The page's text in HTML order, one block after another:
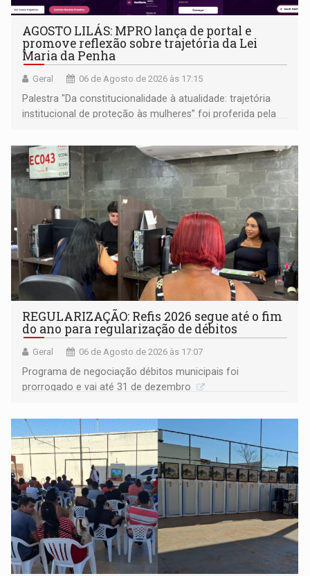
AGOSTO LILÁS: MPRO lança de portal e
promove reflexão sobre trajetória da Lei
Maria da Penha
Geral 06 de Agosto de 2026 às 17:15
Palestra "Da constitucionalidade à atualidade: trajetória
institucional de proteção às mulheres” foi proferida pela
Goiás
REGULARIZAÇÃO: Refis 2026 segue até o fim
do ano para regularização de débitos
Geral 06 de Agosto de 2026 às 17:07
Programa de negociação débitos municipais foi
prorrogado e vai até 31 de dezembro